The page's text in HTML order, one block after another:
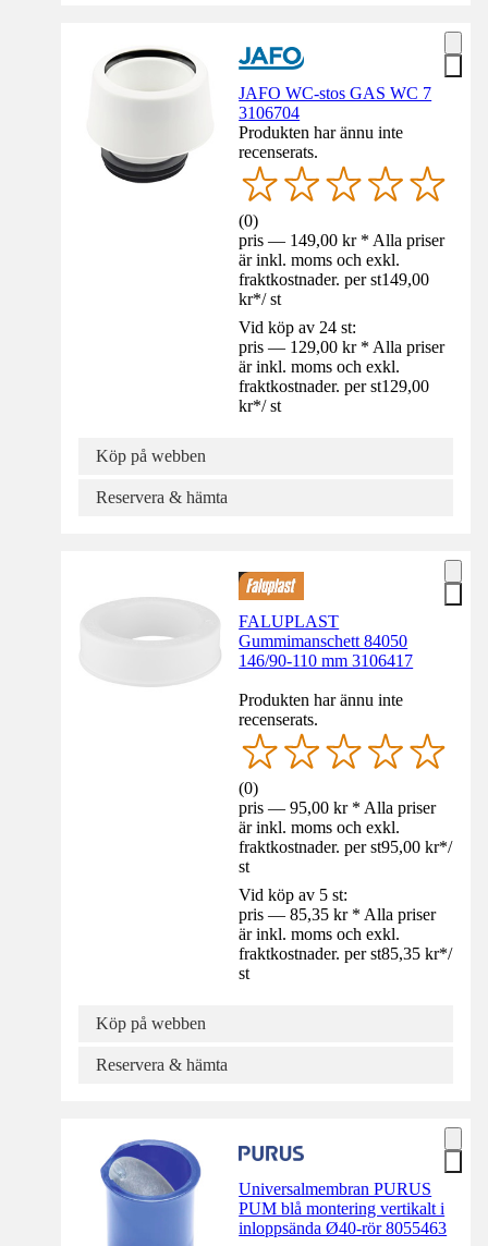
JAFO WC-stos GAS WC 7
3106704
Produkten har ännu inte
recenserats.
(0)
pris — 149,00 kr * Alla priser
är inkl. moms och exkl.
fraktkostnader. per st149,00
kr*/ st
Vid köp av 24 st:
pris — 129,00 kr * Alla priser
är inkl. moms och exkl.
fraktkostnader. per st129,00
kr*/ st
Köp på webben
Reservera & hämta
FALUPLAST
Gummimanschett 84050
146/90-110 mm 3106417
Produkten har ännu inte
recenserats.
(0)
pris — 95,00 kr * Alla priser
är inkl. moms och exkl.
fraktkostnader. per st95,00 kr*/
st
Vid köp av 5 st:
pris — 85,35 kr * Alla priser
är inkl. moms och exkl.
fraktkostnader. per st85,35 kr*/
st
Köp på webben
Reservera & hämta
Universalmembran PURUS
PUM blå montering vertikalt i
inloppsända Ø40-rör 8055463